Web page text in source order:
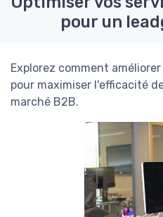
pour un
Explorez comment
pour maximiser l'efficacité
marché B2B.